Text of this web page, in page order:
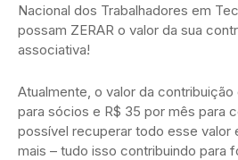
Nacional dos Trabalhadores em
possam ZERAR o valor da sua
associativa!
Atualmente, o valor da
para sócios e R$ 35 por mês para
possível recuperar todo esse valor
mais – tudo isso contribuindo para